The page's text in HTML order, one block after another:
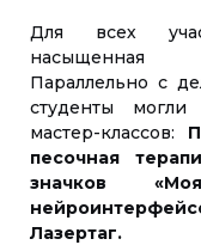
Для всех
насыщенная
Параллельно с
студенты могли
мастер-классов:
песочная
значков
Лазертаг.